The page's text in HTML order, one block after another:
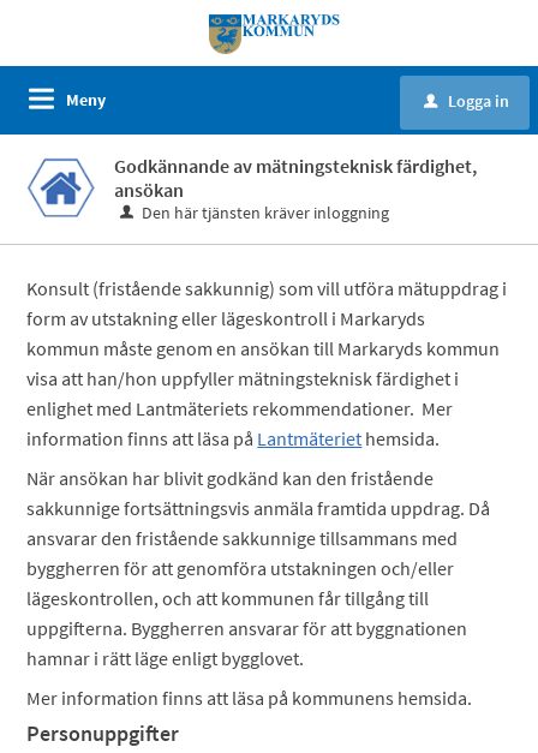
Meny u Logga in
Godkännande av mätningsteknisk färdighet,
ansökan
Den här tjänsten kräver inloggning
Konsult (fristående sakkunnig) som vill utföra mätuppdrag i
form av utstakning eller lägeskontroll i Markaryds
kommun måste genom en ansökan till Markaryds kommun
visa att han/hon uppfyller mätningsteknisk färdighet i
enlighet med Lantmäteriets rekommendationer. Mer
information finns att läsa på Lantmäteriet hemsida.
När ansökan har blivit godkänd kan den fristående
sakkunnige fortsättningsvis anmäla framtida uppdrag. Då
ansvarar den fristående sakkunnige tillsammans med
byggherren för att genomföra utstakningen och/eller
lägeskontrollen, och att kommunen får tillgång till
uppgifterna. Byggherren ansvarar för att byggnationen
hamnar i rätt läge enligt bygglovet.
Mer information finns att läsa på kommunens hemsida.
Personuppgifter